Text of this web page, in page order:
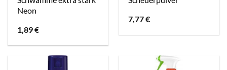
Neon
1,89€
7,77€